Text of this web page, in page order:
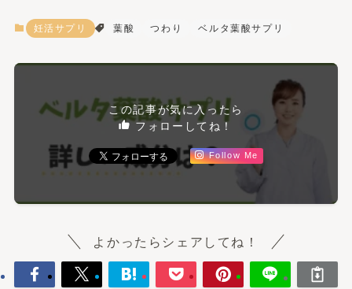
妊活サプリ 葉酸 つわり ベルタ葉酸サプリ
この記事が気に入ったら
フォローしてね！
Follow Me
よかったらシェアしてね！